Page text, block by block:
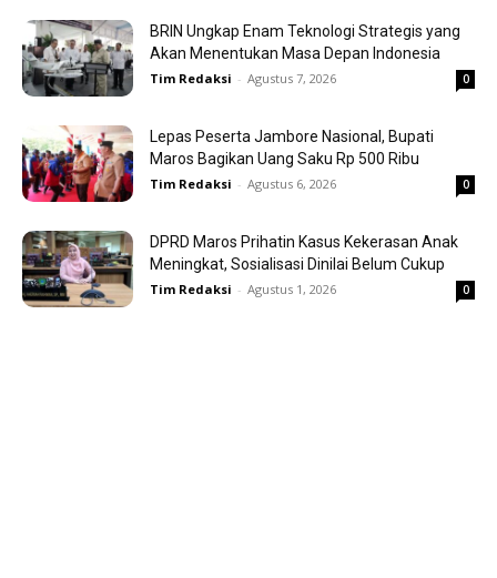
BRIN Ungkap Enam Teknologi Strategis yang
Akan Menentukan Masa Depan Indonesia
Tim Redaksi - Agustus 7, 2026 0
Lepas Peserta Jambore Nasional, Bupati
Maros Bagikan Uang Saku Rp 500 Ribu
Tim Redaksi - Agustus 6, 2026 0
DPRD Maros Prihatin Kasus Kekerasan Anak
Meningkat, Sosialisasi Dinilai Belum Cukup
Tim Redaksi - Agustus 1, 2026 0